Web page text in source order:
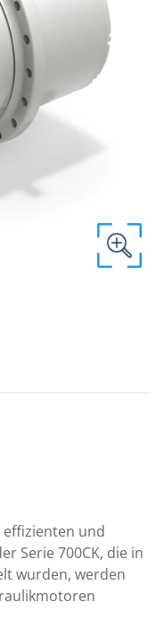
und
Serie 700CK, die in
wurden, werden